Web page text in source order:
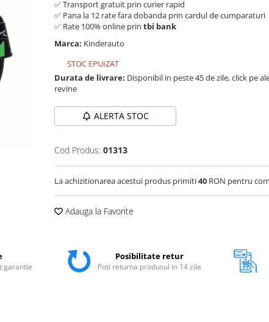
✅ Transport gratuit prin curier rapid
✅ Pana la 12 rate fara dobanda prin cardul de cumparaturi
✅ Rate 100% online prin tbi bank
Marca: Kinderauto
STOC EPUIZAT
Durata de livrare: Disponibil in peste 45 de zile, click pe
revine
ALERTA STOC
Cod Produs: 01313
La achizitionarea acestui produs primiti40 RON pentru
Adauga la Favorite
garantie
Posibilitate retur
Poti returna produsul in 14 zile